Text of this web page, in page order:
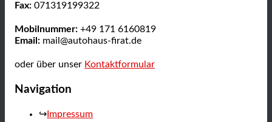
Fax: 071319199322
Mobilnummer: +49 171 6160819
Email: mail@autohaus-firat.de
oder über unser Kontaktformular
Navigation
Impressum